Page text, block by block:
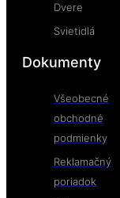
Dvere
Svietidlá
Dokumenty
Všeobecné
obchodné
podmienky
Reklamačný
poriadok